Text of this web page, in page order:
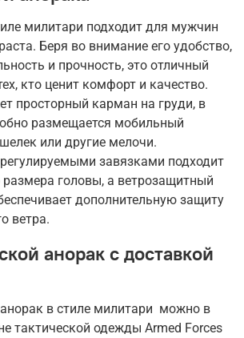
милитари подходит для мужчин
Беря во внимание его удобство,
и прочность, это отличный
кто ценит комфорт и качество.
просторный карман на груди, в
размещается мобильный
или другие мелочи.
завязками подходит
головы, а ветрозащитный
дополнительную защиту
ветра.
анорак с доставкой
в стиле милитари можно в
тактической одежды Armed Forces